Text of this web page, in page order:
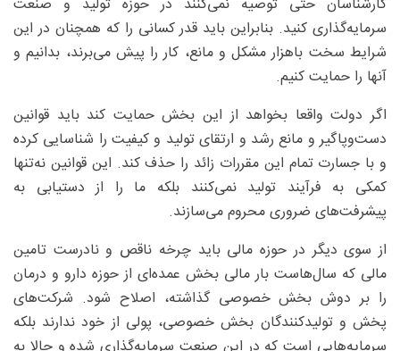
سرمایه‌گذاری کنید. بنابراین باید قدر کسانی را که همچنان در این
شرایط سخت با‌هزار مشکل و مانع، کار را پیش می‌برند، بدانیم و
آنها را حمایت کنیم.
اگر دولت واقعا بخواهد از این بخش حمایت کند باید قوانین
دست‌وپاگیر و مانع رشد و ارتقای تولید و کیفیت را شناسایی کرده
و با جسارت تمام این مقررات زائد را حذف کند. این قوانین نه‌تنها
کمکی به فرآیند تولید نمی‌کنند بلکه ما را از دستیابی به
پیشرفت‌های ضروری محروم می‌سازند.
از سوی دیگر در حوزه مالی باید چرخه ناقص و نادرست تامین
مالی که سال‌هاست بار مالی بخش عمده‌ای از حوزه دارو و درمان
را بر دوش بخش خصوصی گذاشته، اصلاح شود. شرکت‌های
پخش و تولیدکنندگان بخش خصوصی، پولی از خود ندارند بلکه